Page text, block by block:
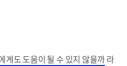
게도 도움이 될 수 있지 않을까라